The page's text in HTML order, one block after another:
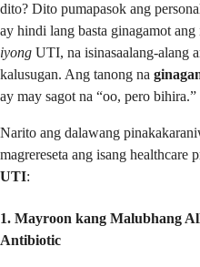
dito? Dito pumapasok ang
ay hindi lang basta ginagamot
iyong UTI, na isinasaalang-alang
kalusugan. Ang tanong na
ay may sagot na “oo, pero bihira.”
Narito ang dalawang
magrereseta ang isang healthcare
UTI:
1. Mayroon kang Malubhang
Antibiotic